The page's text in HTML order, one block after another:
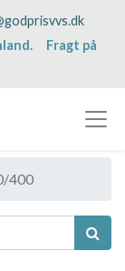
Fragt på
400